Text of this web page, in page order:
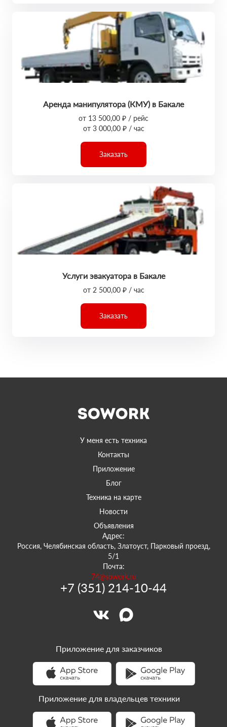
Аренда манипулятора (КМУ) в Бакале
от 13 500,00 ₽ / рейс
от 3 000,00 ₽ / час
Заказать
Услуги эвакуатора в Бакале
от 2 500,00 ₽ / час
Заказать
У меня есть техника
Контакты
Приложение
Блог
Техника на карте
Новости
Объявления
Адрес:
Россия, Челябинская область, Златоуст, Парковый проезд,
5/1
Почта:
74@sowork.ru
+7 (351) 214-10-44
Приложение для заказчиков
Приложение для владельцев техники